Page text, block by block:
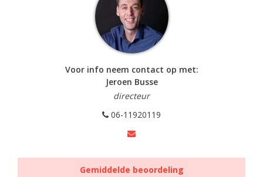
Voor info neem contact op met:
Jeroen Busse
directeur
06-11920119
Gemiddelde beoordeling